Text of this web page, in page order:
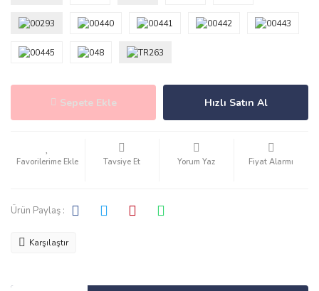
Sepete Ekle Hızlı Satın Al
Tavsiye Et Yorum Yaz Fiyat Alarmı
Ürün Paylaş :
Karşılaştır